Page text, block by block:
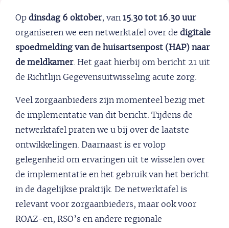
Op dinsdag 6 oktober, van 15.30 tot 16.30 uur
organiseren we een netwerktafel over de digitale
spoedmelding van de huisartsenpost (HAP) naar
de meldkamer. Het gaat hierbij om bericht 21 uit
de Richtlijn Gegevensuitwisseling acute zorg.
Veel zorgaanbieders zijn momenteel bezig met
de implementatie van dit bericht. Tijdens de
netwerktafel praten we u bij over de laatste
ontwikkelingen. Daarnaast is er volop
gelegenheid om ervaringen uit te wisselen over
de implementatie en het gebruik van het bericht
in de dagelijkse praktijk. De netwerktafel is
relevant voor zorgaanbieders, maar ook voor
ROAZ-en, RSO’s en andere regionale